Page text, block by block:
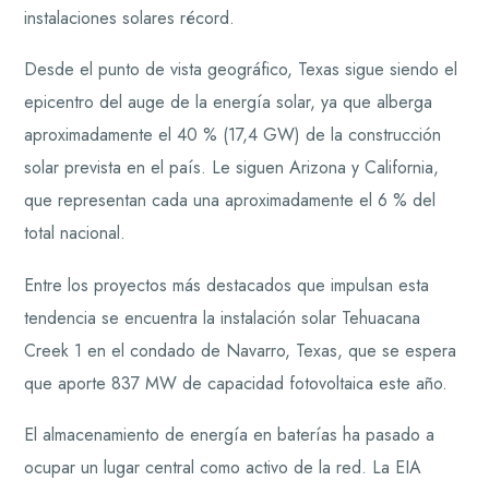
instalaciones solares récord.
Desde el punto de vista geográfico, Texas sigue siendo el
epicentro del auge de la energía solar, ya que alberga
aproximadamente el 40 % (17,4 GW) de la construcción
solar prevista en el país. Le siguen Arizona y California,
que representan cada una aproximadamente el 6 % del
total nacional.
Entre los proyectos más destacados que impulsan esta
tendencia se encuentra la instalación solar Tehuacana
Creek 1 en el condado de Navarro, Texas, que se espera
que aporte 837 MW de capacidad fotovoltaica este año.
El almacenamiento de energía en baterías ha pasado a
ocupar un lugar central como activo de la red. La EIA